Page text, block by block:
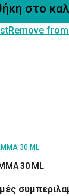
στο
Remove
30 ML